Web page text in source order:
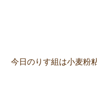
今日のりす組は小麦粉